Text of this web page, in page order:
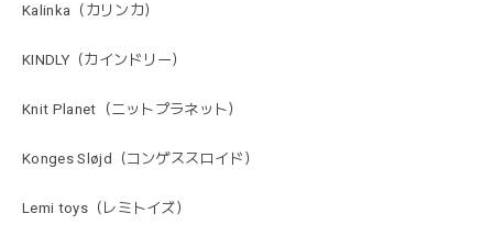
Kalinka（カリンカ）
KINDLY（カインドリー）
Knit Planet（ニットプラネット）
Konges Sløjd（コンゲススロイド）
Lemi toys（レミトイズ）